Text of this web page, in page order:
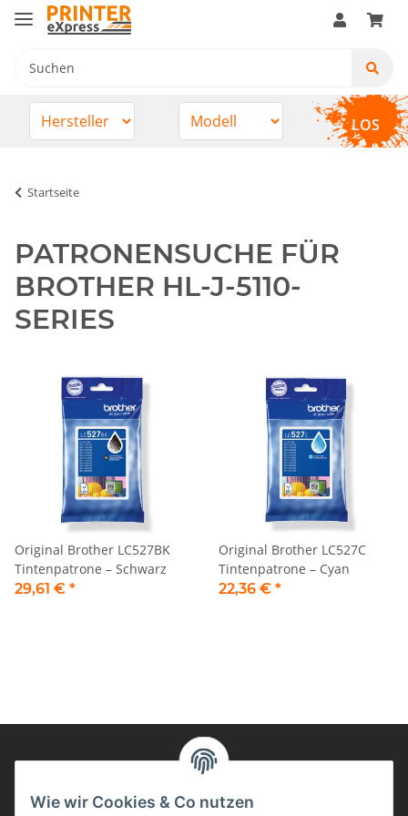
LOS
Startseite
PATRONENSUCHE FÜR
BROTHER HL-J-5110-
SERIES
Original Brother LC527BK
Tintenpatrone – Schwarz
29,61 € *
Original Brother LC527C
Tintenpatrone – Cyan
22,36 € *
Informationen
Wie wir Cookies & Co nutzen